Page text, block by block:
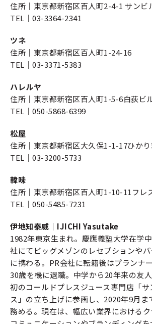
住所｜東京都新宿区百人町2-4-1 サンビ
TEL｜03-3364-2341
ツネ
住所｜東京都新宿区百人町1-24-16
TEL｜03-3371-5383
ハレルヤ
住所｜東京都新宿区百人町1-5-6白荻ビ
TEL｜050-5868-6399
松屋
住所｜東京都新宿区大久保1-1-17ひかり
TEL｜03-3200-5733
韓味
住所｜東京都新宿区百人町1-10-11フレ
TEL｜050-5485-7231
伊地知泰威｜IJICHI Yasutake
1982年東京生まれ。慶應義塾大学在学
社にてビッグメゾンのレセプションや
に携わる。PR会社に転籍後はプランナ
30歳を機に退職。中学から20年来の友
初のコールドプレスジュース専門店「サ
ス」の立ち上げに参画し、2020年9月ま
務める。現在は、幅広い業界における